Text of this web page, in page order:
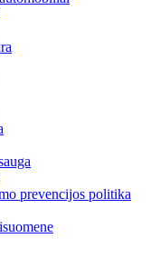
prevencijos politika